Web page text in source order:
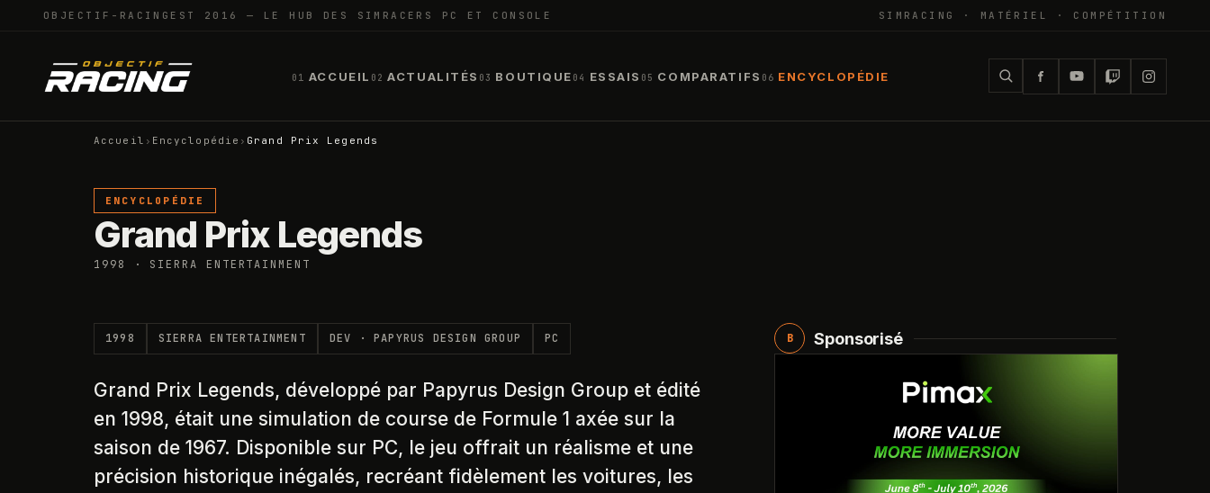
OBJECTIF-RACING EST 2016 — LE HUB DES SIMRACERS PC ET CONSOLE SIMRACING · MATÉRIEL · COMPÉTITION
01 ACCUEIL 02 ACTUALITÉS 03 BOUTIQUE 04 ESSAIS 05 COMPARATIFS 06 ENCYCLOPÉDIE
Accueil › Encyclopédie › Grand Prix Legends
ENCYCLOPÉDIE
Grand Prix Legends
1998 · SIERRA ENTERTAINMENT
1998 SIERRA ENTERTAINMENT DEV ·PAPYRUS DESIGN GROUP PC
Grand Prix Legends, développé par Papyrus Design Group et édité
en 1998, était une simulation de course de Formule 1 axée sur la
saison de 1967. Disponible sur PC, le jeu offrait un réalisme et une
précision historique inégalés, recréant fidèlement les voitures, les
B Sponsorisé